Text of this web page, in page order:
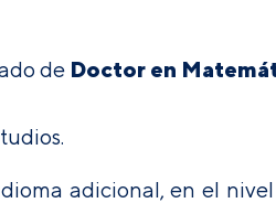
de Doctor en
adicional, en el